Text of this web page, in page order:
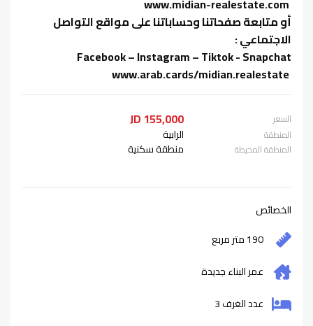
أو متابعة صفحاتنا وحساباتنا على مواقع التواصل
الاجتماعي :
السعر 155,000 JD
المنطقة الرابية
المنطقة المحيطة منطقة سكنية
الخصائص
190 متر مربع
عمر البناءجديدة
عدد الغرف 3